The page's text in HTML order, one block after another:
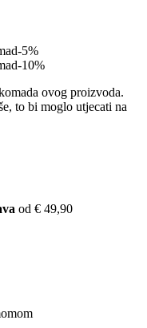
-5%
-10%
ovog proizvoda.
to bi moglo utjecati na
od € 49,90